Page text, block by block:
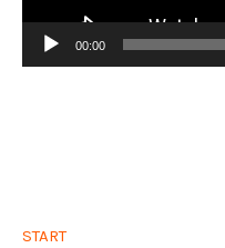
00:00
START